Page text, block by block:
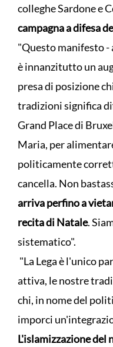
colleghe Sardone e
campagna a difesa
"Questo manifesto -
è innanzitutto un
presa di posizione
tradizioni significa
Grand Place di
Maria, per
politicamente
cancella. Non
arriva perfino a
recita di Natale.
sistematico".
"La Lega è l'unico
attiva, le nostre
chi, in nome del
imporci
L'islamizzazione